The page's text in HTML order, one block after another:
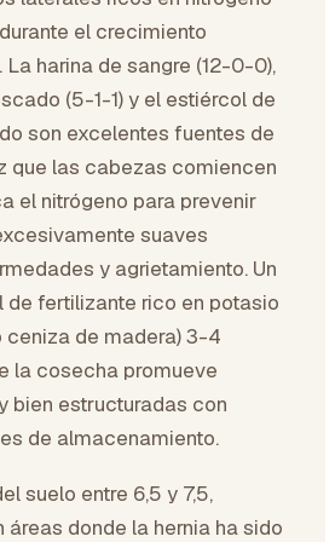
el crecimiento
harina de sangre (12-0-0),
(5-1-1) y el estiércol de
son excelentes fuentes de
que las cabezas comiencen
el nitrógeno para prevenir
suaves
y agrietamiento. Un
de fertilizante rico en potasio
ceniza de madera) 3-4
la cosecha promueve
bien estructuradas con
de almacenamiento.
suelo entre 6,5 y 7,5,
donde la hernia ha sido